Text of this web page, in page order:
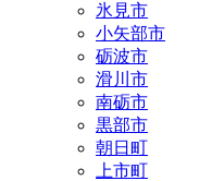
氷見市
小矢部市
砺波市
滑川市
南砺市
黒部市
朝日町
上市町